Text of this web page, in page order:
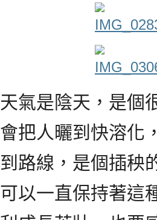
氣是陰天，是個
把人曬到快溶化
路線，是個插秧
以一直保持著這